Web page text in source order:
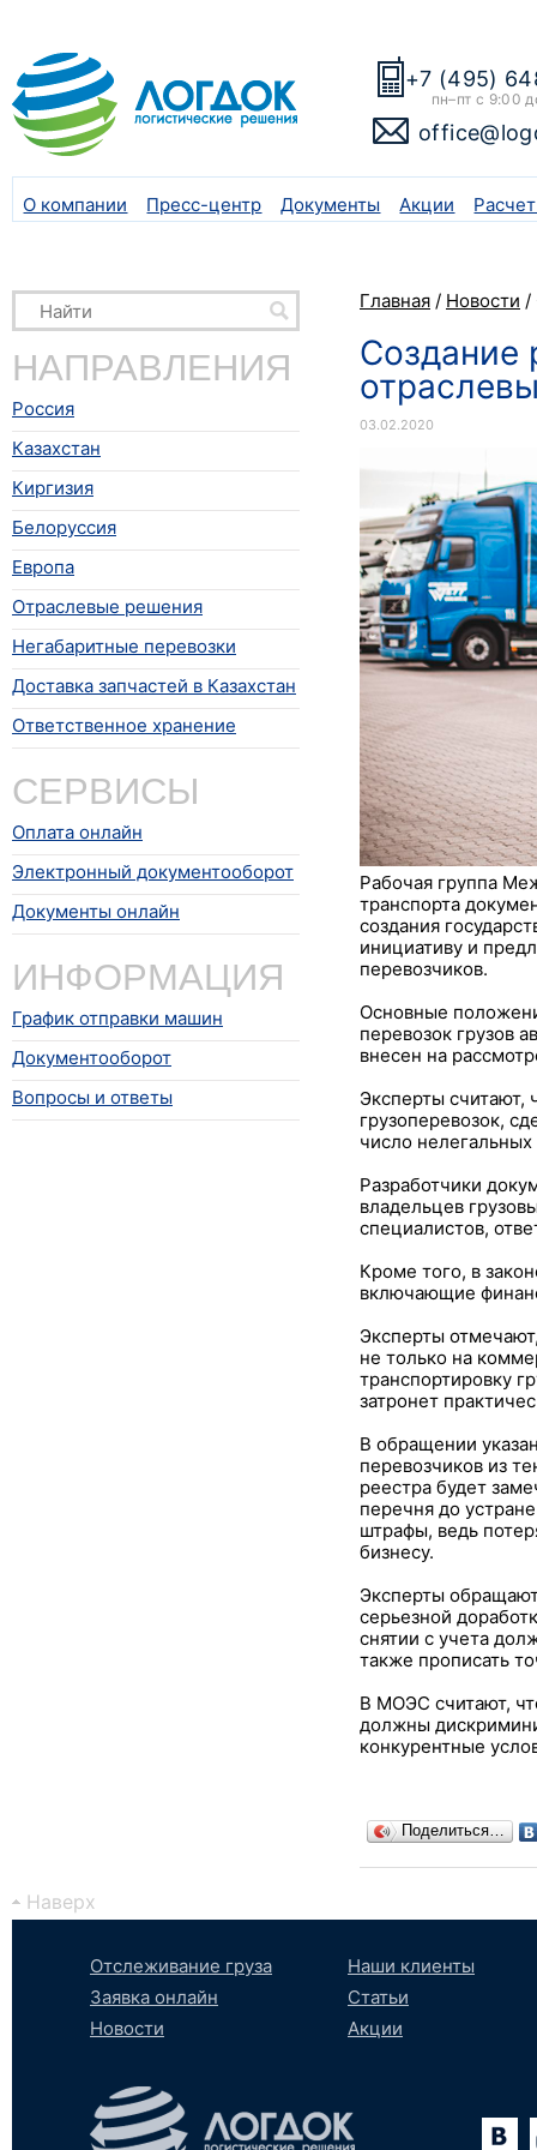
+7 (495)
пн–пт с 9:00
О компании Пресс-центр Документы Акции
НАПРАВЛЕНИЯ
Россия
Казахстан
Киргизия
Белоруссия
Европа
Отраслевые решения
Негабаритные перевозки
Доставка запчастей в Казахстан
Ответственное хранение
СЕРВИСЫ
Оплата онлайн
Электронный документооборот
Документы онлайн
ИНФОРМАЦИЯ
График отправки машин
Документооборот
Вопросы и ответы
Главная / Новости /
Создание
03.02.2020
Рабочая группа
транспорта
создания
инициативу и
перевозчиков.
Основные
перевозок грузов
внесен на
Эксперты считают,
грузоперевозок,
число
Разработчики
владельцев
специалистов,
Кроме того, в
включающие
Эксперты
не только на
транспортировку
затронет
В обращении
перевозчиков из
реестра будет
перечня до
штрафы, ведь
бизнесу.
Эксперты
серьезной
снятии с учета
также прописать
В МОЭС считают,
должны
конкурентные
Поделиться…
Наверх
Отслеживание груза
Заявка онлайн
Новости
Наши клиенты
Статьи
Акции
ВконтактеYouTubetumblr
SoundCloud